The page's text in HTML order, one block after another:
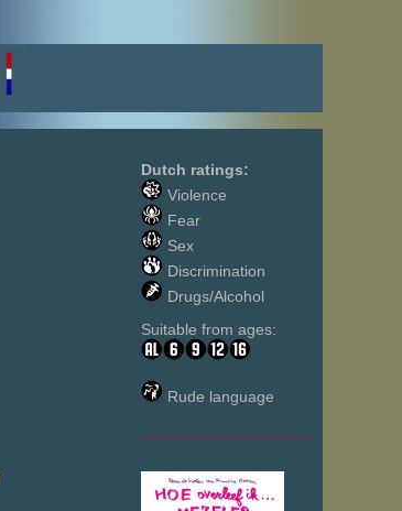
Dutch ratings:
Violence
Fear
Sex
Discrimination
Drugs/Alcohol
Suitable from ages:
Rude language